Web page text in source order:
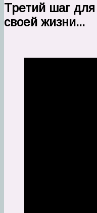
Третий шаг
своей жизни...